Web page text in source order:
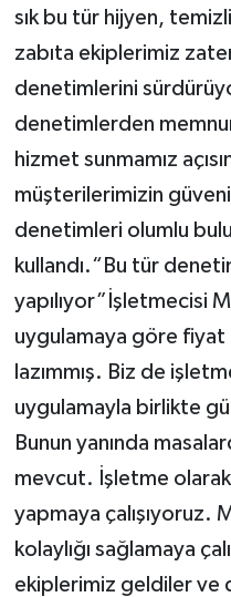
sık bu tür hijyen,
zabıta ekiplerimiz
denetimlerini
denetimlerden
hizmet sunmamız
müşterilerimizin güveni
denetimleri olumlu
kullandı.“Bu tür
yapılıyor”İşletmecisi
uygulamaya göre fiyat
lazımmış. Biz de
uygulamayla birlikte
Bunun yanında
mevcut. İşletme
yapmaya çalışıyoruz.
kolaylığı sağlamaya
ekiplerimiz geldiler ve